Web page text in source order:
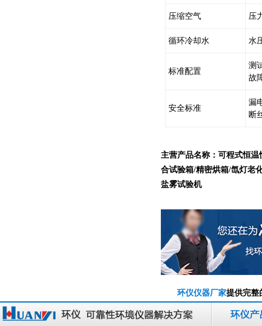
压缩空气 压
循环冷却水 水
标准配置
测
故
安全标准
漏
断
主营产品名称：可程式恒
合试验箱/精密烘箱/氙灯老
盐雾试验机
环仪仪器厂家提供完整
边地区确保2小时快速响应